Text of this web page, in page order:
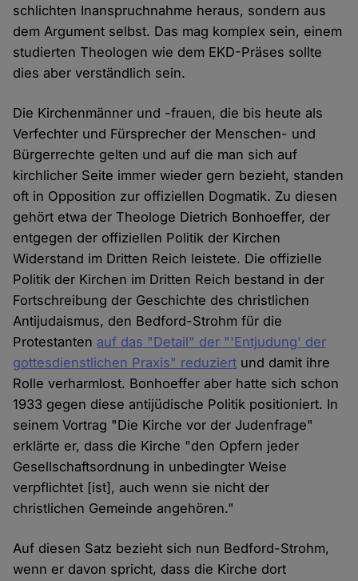
schlichten Inanspruchnahme heraus, sondern aus
dem Argument selbst. Das mag komplex sein, einem
studierten Theologen wie dem EKD-Präses sollte
dies aber verständlich sein.
Die Kirchenmänner und -frauen, die bis heute als
Verfechter und Fürsprecher der Menschen- und
Bürgerrechte gelten und auf die man sich auf
kirchlicher Seite immer wieder gern bezieht, standen
oft in Opposition zur offiziellen Dogmatik. Zu diesen
gehört etwa der Theologe Dietrich Bonhoeffer, der
entgegen der offiziellen Politik der Kirchen
Widerstand im Dritten Reich leistete. Die offizielle
Politik der Kirchen im Dritten Reich bestand in der
Fortschreibung der Geschichte des christlichen
Antijudaismus, den Bedford-Strohm für die
Protestanten auf das "Detail" der "'Entjudung' der
gottesdienstlichen Praxis" reduziert und damit ihre
Rolle verharmlost. Bonhoeffer aber hatte sich schon
1933 gegen diese antijüdische Politik positioniert. In
seinem Vortrag "Die Kirche vor der Judenfrage"
erklärte er, dass die Kirche "den Opfern jeder
Gesellschaftsordnung in unbedingter Weise
verpflichtet [ist], auch wenn sie nicht der
christlichen Gemeinde angehören."
Auf diesen Satz bezieht sich nun Bedford-Strohm,
wenn er davon spricht, dass die Kirche dort